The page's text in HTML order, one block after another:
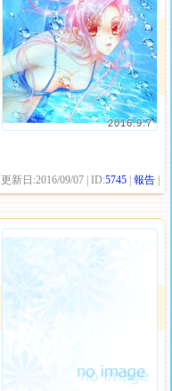
2016.9.7
| 更新日:2016/09/07 | ID:5745 |報告